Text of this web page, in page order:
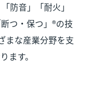
防音」「耐火」
つ・保つ」®の技
まな産業分野を支
ます。